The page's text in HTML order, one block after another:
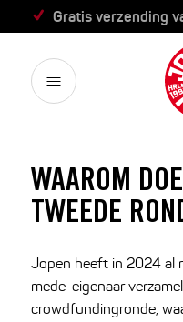
Binnen 2
WAAROM
TWEEDE
Jopen heeft in 2024 al
mede-eigenaar
crowdfundingronde,